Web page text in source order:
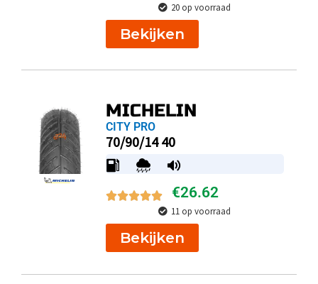
20 op voorraad
Bekijken
MICHELIN
CITY PRO
70/90/14 40
€26.62
11 op voorraad
Bekijken